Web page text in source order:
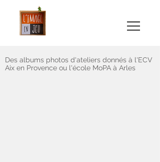
Des albums photos d'ateliers donnés à l'ECV
Aix en Provence ou l'école MoPA à Arles